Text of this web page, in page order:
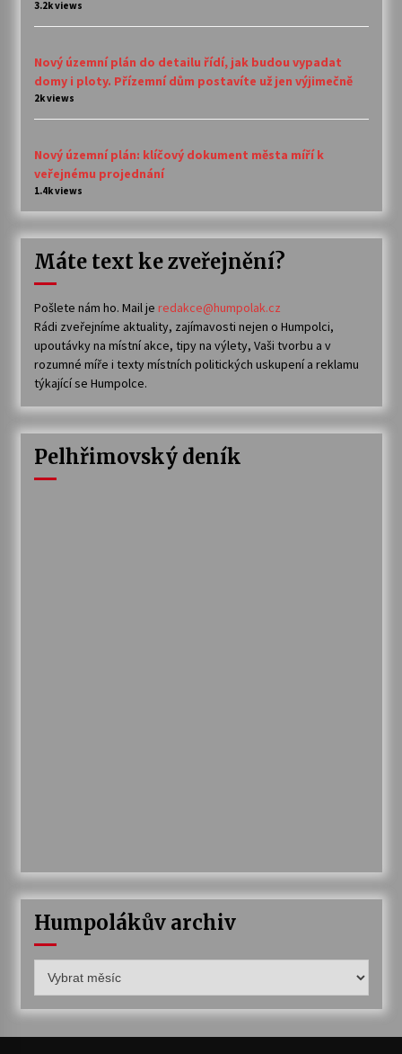
3.2k views
Nový územní plán do detailu řídí, jak budou vypadat
domy i ploty. Přízemní dům postavíte už jen výjimečně
2k views
Nový územní plán: klíčový dokument města míří k
veřejnému projednání
1.4k views
Máte text ke zveřejnění?
Pošlete nám ho. Mail je redakce@humpolak.cz
Rádi zveřejníme aktuality, zajímavosti nejen o Humpolci,
upoutávky na místní akce, tipy na výlety, Vaši tvorbu a v
rozumné míře i texty místních politických uskupení a reklamu
týkající se Humpolce.
Pelhřimovský deník
Humpolákův archiv
archiv